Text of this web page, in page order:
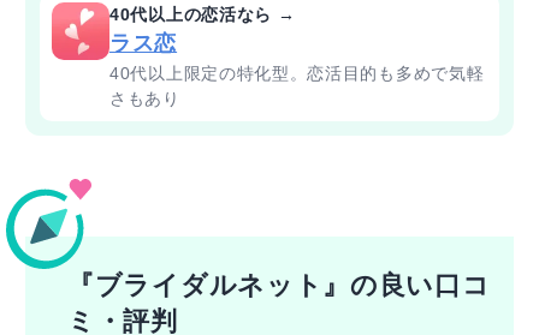
40代以上の恋活なら →
ラス恋
40代以上限定の特化型。恋活目的も多めで気軽
さもあり
『ブライダルネット』の良い口コ
ミ・評判